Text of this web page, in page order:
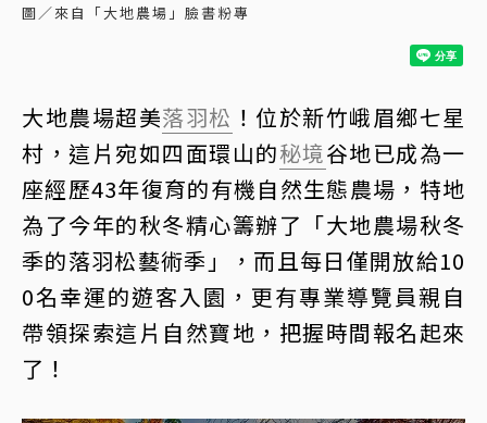
圖／來自「大地農場」臉書粉專
大地農場超美落羽松 ！位於新竹峨眉鄉七星
村，這片宛如四面環山的秘境谷地已成為一
座經歷43年復育的有機自然生態農場，特地
為了今年的秋冬精心籌辦了「大地農場秋冬
季的落羽松藝術季」，而且每日僅開放給10
0名幸運的遊客入園，更有專業導覽員親自
帶領探索這片自然寶地，把握時間報名起來
了！